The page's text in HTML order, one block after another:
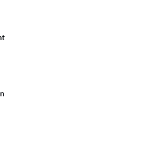
nog veel meer. Mooie wegen
andere zaken worden